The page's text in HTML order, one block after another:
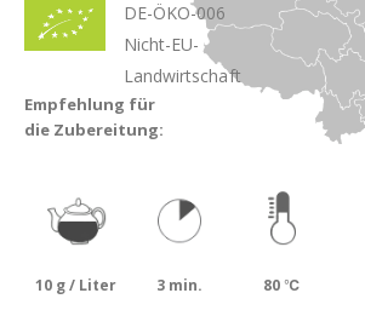
DE-ÖKO-006
Nicht-EU-
Landwirtschaft
Empfehlung für
die Zubereitung:
10 g / Liter 3 min. 80 ℃